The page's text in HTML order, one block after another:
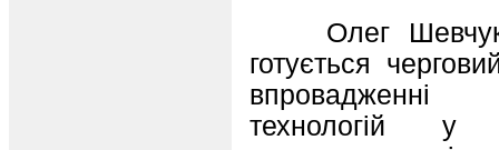
Олег Шевчук
готується
впровадженнi
технологiй у